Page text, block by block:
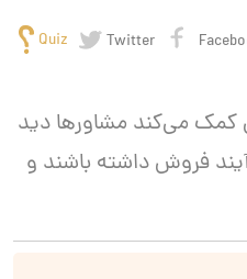
Quiz Twitter
کمک می‌کند مشاورها دید
فروش داشته باشند و